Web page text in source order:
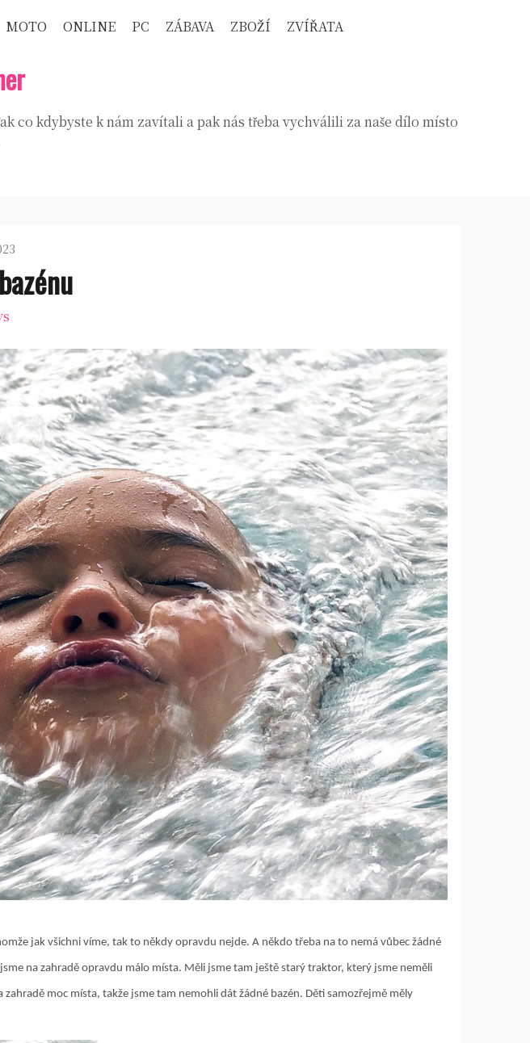
MOTO ONLINE PC ZÁBAVA ZBOŽÍ ZVÍŘATA
co kdybyste k nám zavítali a pak nás třeba vychválili za naše dílo místo
jak všichni víme, tak to někdy opravdu nejde. A někdo třeba na to nemá vůbec žádné
na zahradě opravdu málo místa. Měli jsme tam ještě starý traktor, který jsme neměli
moc místa, takže jsme tam nemohli dát žádné bazén. Děti samozřejmě měly